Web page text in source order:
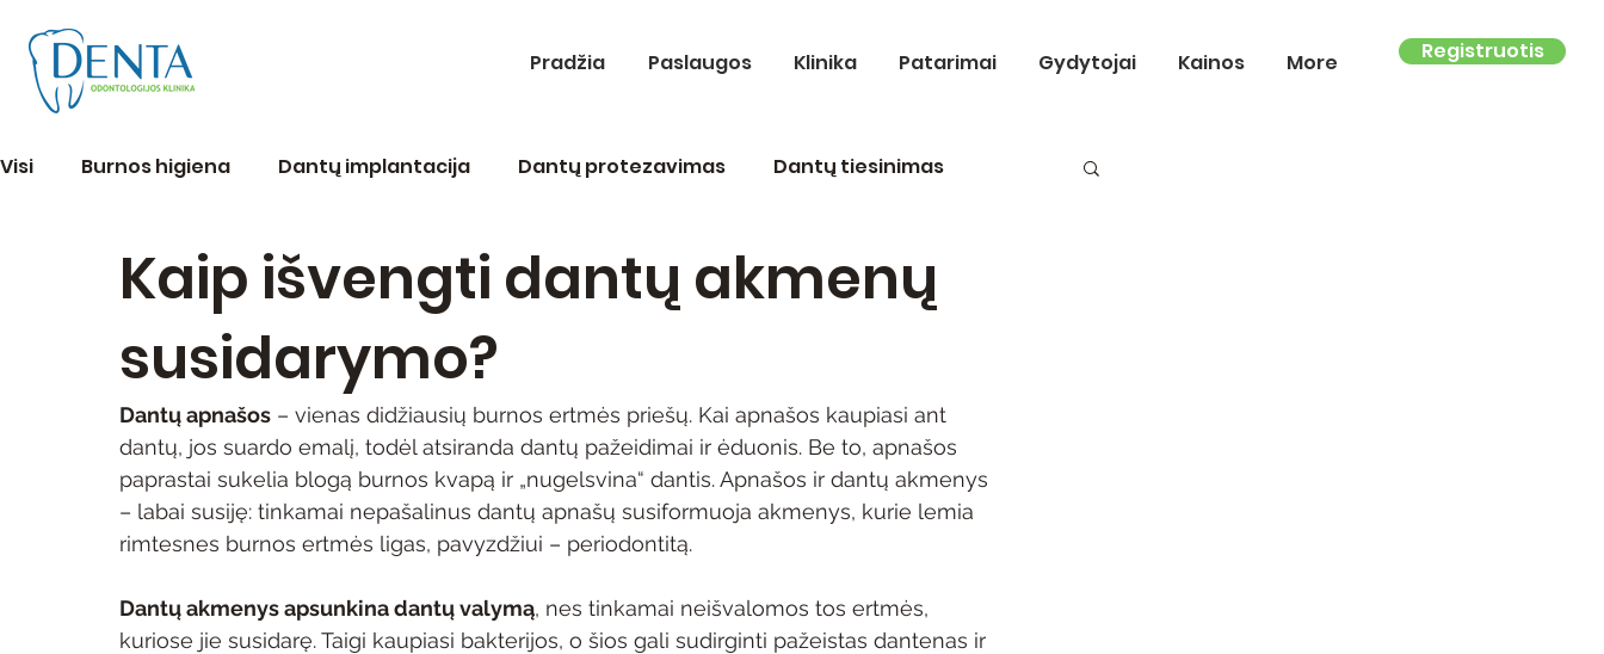
Pradžia Paslaugos Klinika Patarimai Gydytojai Kainos More Registruotis
Visi Burnos higiena Dantų implantacija Dantų protezavimas Dantų tiesinimas
Endodontija Estetinis plombavimas Periodontologija Terapinis gydymas
Verta žinoti
Kaip išvengti dantų akmenų
susidarymo?
Dantų apnašos – vienas didžiausių burnos ertmės priešų. Kai apnašos kaupiasi ant
dantų, jos suardo emalį, todėl atsiranda dantų pažeidimai ir ėduonis. Be to, apnašos
paprastai sukelia blogą burnos kvapą ir „nugelsvina“ dantis. Apnašos ir dantų akmenys
– labai susiję: tinkamai nepašalinus dantų apnašų susiformuoja akmenys, kurie lemia
rimtesnes burnos ertmės ligas, pavyzdžiui – periodontitą.
Dantų akmenys apsunkina dantų valymą, nes tinkamai neišvalomos tos ertmės,
kuriose jie susidarę. Taigi kaupiasi bakterijos, o šios gali sudirginti pažeistas dantenas ir